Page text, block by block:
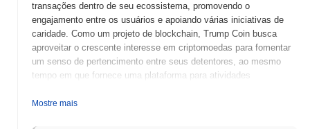
transações dentro de seu ecossistema, promovendo o
engajamento entre os usuários e apoiando várias iniciativas de
caridade. Como um projeto de blockchain, Trump Coin busca
aproveitar o crescente interesse em criptomoedas para fomentar
um senso de pertencimento entre seus detentores, ao mesmo
tempo em que fornece uma plataforma para atividades
Mostre mais